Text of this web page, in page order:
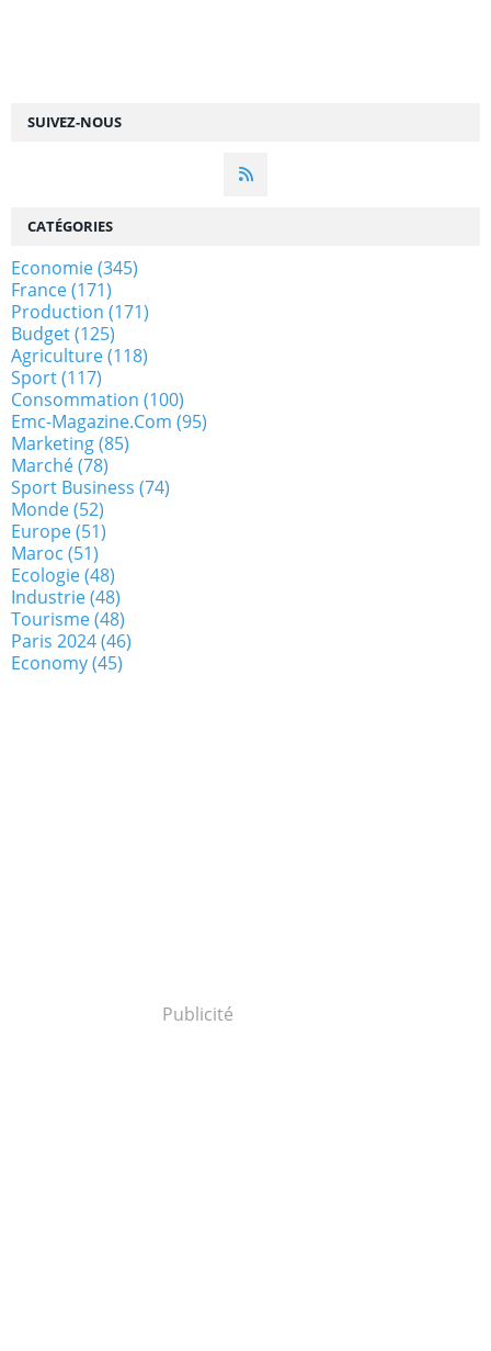
SUIVEZ-NOUS
CATÉGORIES
Economie(345)
France(171)
Production (171)
Budget(125)
Agriculture(118)
Sport(117)
Consommation (100)
Emc-Magazine.com (95)
Marketing(85)
Marché(78)
Sport Business (74)
Monde(52)
Europe(51)
Maroc (51)
Ecologie(48)
Industrie(48)
Tourisme(48)
Paris 2024(46)
Economy(45)
Publicité